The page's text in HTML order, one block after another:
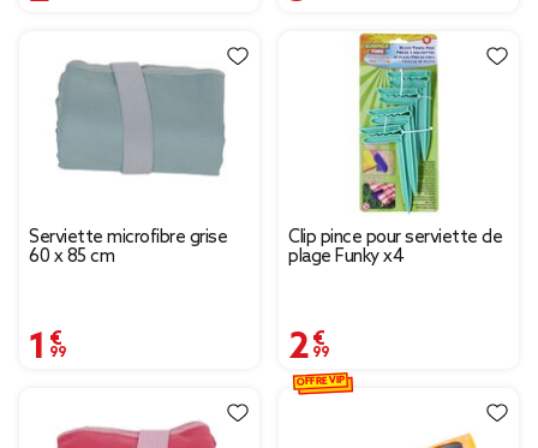
Serviette microfibre grise
60 x 85 cm
1,99 €
Clip pince pour serviette de
plage Funky x4
2,99 €
OFFRE VIP